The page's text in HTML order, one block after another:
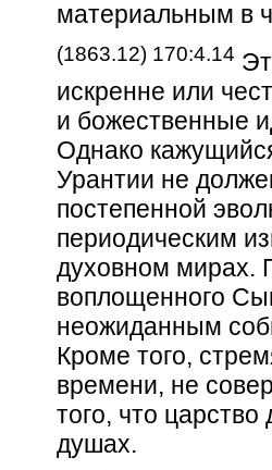
материальным в
(1863.12) 170:4.14
искренне или
и божественные
Однако
Урантии не
постепенной
периодическим
духовном мирах.
воплощенного
неожиданным
Кроме того,
времени, не
того, что
душах.